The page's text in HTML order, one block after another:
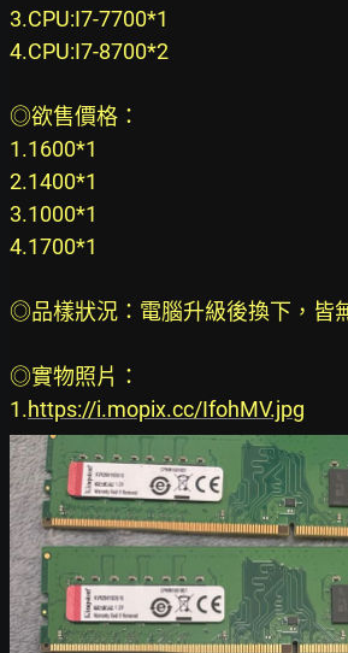
3.CPU:I7-7700*1
4.CPU:I7-8700*2
◎欲售價格：
1.1600*1
2.1400*1
3.1000*1
4.1700*1
◎品樣狀況：電腦升級後換下，皆
◎實物照片：
1.https://i.mopix.cc/IfohMV.jpg